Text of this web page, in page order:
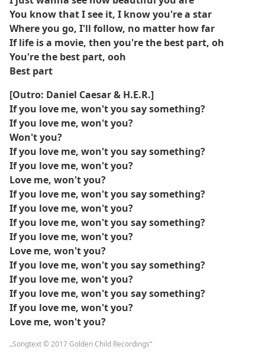
You know that I see it, I know you're a star
Where you go, I'll follow, no matter how far
If life is a movie, then you're the best part, oh
You're the best part, ooh
Best part
[Outro: Daniel Caesar & H.E.R.]
If you love me, won't you say something?
If you love me, won't you?
Won't you?
If you love me, won't you say something?
If you love me, won't you?
Love me, won't you?
If you love me, won't you say something?
If you love me, won't you?
If you love me, won't you say something?
If you love me, won't you?
Love me, won't you?
If you love me, won't you say something?
If you love me, won't you?
If you love me, won't you say something?
If you love me, won't you?
Love me, won't you?
„Songtext © 2017 Golden Child Recordings“